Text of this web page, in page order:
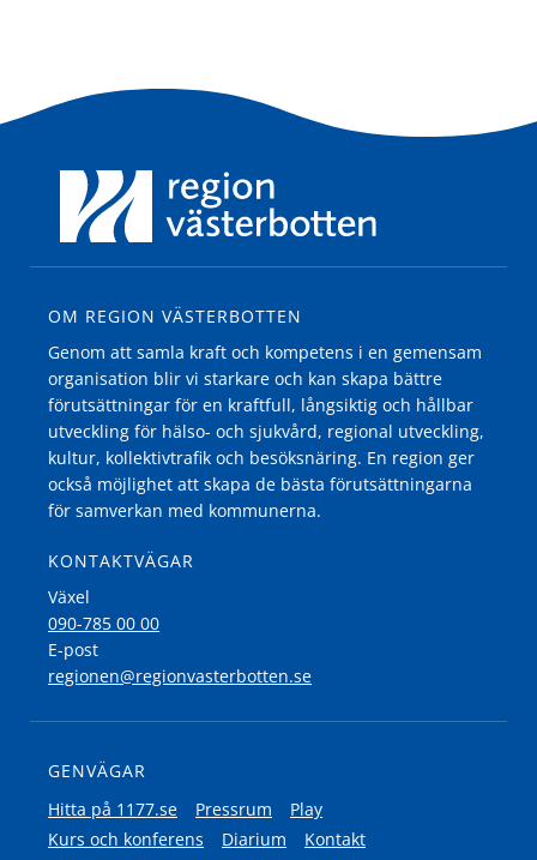
OM REGION VÄSTERBOTTEN
Genom att samla kraft och kompetens i en gemensam
organisation blir vi starkare och kan skapa bättre
förutsättningar för en kraftfull, långsiktig och hållbar
utveckling för hälso- och sjukvård, regional utveckling,
kultur, kollektivtrafik och besöksnäring. En region ger
också möjlighet att skapa de bästa förutsättningarna
för samverkan med kommunerna.
KONTAKTVÄGAR
Växel
090-785 00 00
E-post
regionen@regionvasterbotten.se
GENVÄGAR
Hitta på 1177.se
Pressrum
Play
Kurs och konferens
Diarium
Kontakt